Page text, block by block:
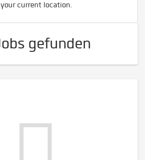
current location.
gefunden